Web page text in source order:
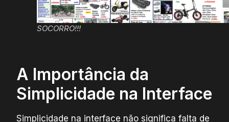
SOCORRO!!!
A Importância da
Simplicidade na Interface
Simplicidade na interface não significa falta de